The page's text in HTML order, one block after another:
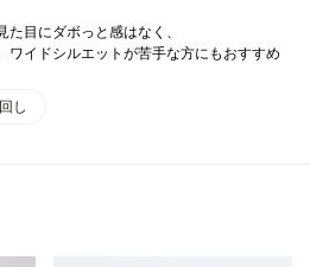
目にダボっと感はなく、
ワイドシルエットが苦手な方にもおすすめ
し